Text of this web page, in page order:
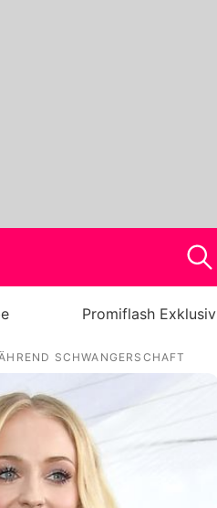
Promiflash Exklusiv
SCHWANGERSCHAFT